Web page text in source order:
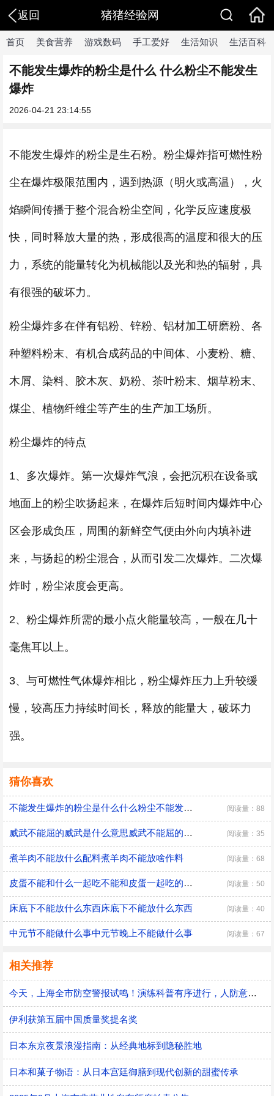
返回 猪猪经验网
首页 美食营养 游戏数码 手工爱好 生活知识 生活百科
不能发生爆炸的粉尘是什么 什么粉尘不能发生
爆炸
2026-04-21 23:14:55
不能发生爆炸的粉尘是生石粉。粉尘爆炸指可燃性粉
尘在爆炸极限范围内，遇到热源（明火或高温），火
焰瞬间传播于整个混合粉尘空间，化学反应速度极
快，同时释放大量的热，形成很高的温度和很大的压
力，系统的能量转化为机械能以及光和热的辐射，具
有很强的破坏力。
粉尘爆炸多在伴有铝粉、锌粉、铝材加工研磨粉、各
种塑料粉末、有机合成药品的中间体、小麦粉、糖、
木屑、染料、胶木灰、奶粉、茶叶粉末、烟草粉末、
煤尘、植物纤维尘等产生的生产加工场所。
粉尘爆炸的特点
1、多次爆炸。第一次爆炸气浪，会把沉积在设备或
地面上的粉尘吹扬起来，在爆炸后短时间内爆炸中心
区会形成负压，周围的新鲜空气便由外向内填补进
来，与扬起的粉尘混合，从而引发二次爆炸。二次爆
炸时，粉尘浓度会更高。
2、粉尘爆炸所需的最小点火能量较高，一般在几十
毫焦耳以上。
3、与可燃性气体爆炸相比，粉尘爆炸压力上升较缓
慢，较高压力持续时间长，释放的能量大，破坏力
强。
猜你喜欢
不能发生爆炸的粉尘是什么什么粉尘不能发生爆炸 阅读量：88
威武不能屈的威武是什么意思威武不能屈的威武是什么意思?威武不能屈啥意思 阅读量：35
煮羊肉不能放什么配料煮羊肉不能放啥作料 阅读量：68
皮蛋不能和什么一起吃不能和皮蛋一起吃的食物 阅读量：50
床底下不能放什么东西床底下不能放什么东西 阅读量：40
中元节不能做什么事中元节晚上不能做什么事 阅读量：67
相关推荐
今天，上海全市防空警报试鸣！演练科普有序进行，人防意识“声入人心”
伊利获第五届中国质量奖提名奖
日本东京夜景浪漫指南：从经典地标到隐秘胜地
日本和菓子物语：从日本宫廷御膳到现代创新的甜蜜传承